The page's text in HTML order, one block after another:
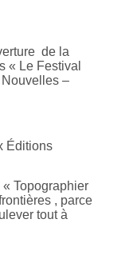
de la
« Le Festival
–
Éditions
Topographier
, parce
tout à